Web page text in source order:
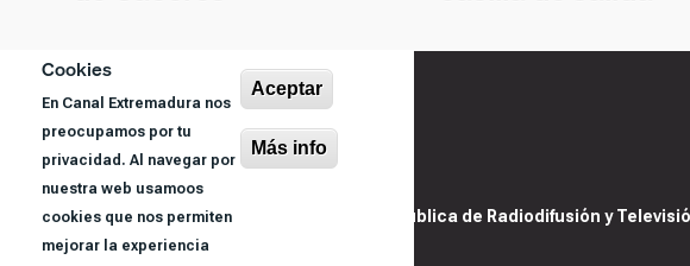
Cookies
En Canal Extremadura nos
preocupamos por tu
privacidad. Al navegar por
nuestra web usamoos
cookies que nos permiten
mejorar la experiencia
Aceptar
Más info
@ Sociedad Pública de Radiodifusión y